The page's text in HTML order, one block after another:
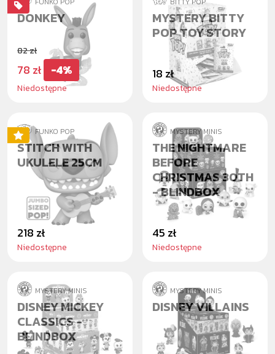
DONKEY
82 zł
78 zł -4%
Niedostępne
MYSTERY BITTY
POP TOY STORY
18 zł
Niedostępne
FUNKO POP
STITCH WITH
UKULELE 25CM
218 zł
Niedostępne
MYSTERY MINIS
THE NIGHTMARE
BEFORE
CHRISTMAS 30TH
- BLINDBOX
45 zł
Niedostępne
MYSTERY MINIS
DISNEY MICKEY
CLASSICS -
BLINDBOX
MYSTERY MINIS
DISNEY VILLAINS